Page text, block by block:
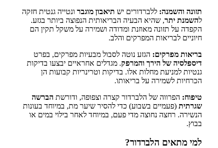
תזונה והשמנה: ללברדורים יש תיאבון מוגבר ונטייה גנטית חזקה
להשמנת יתר, שהיא הבעיה הבריאותית הנפוצה ביותר בגזע.
הקפדה על תזונה מאוזנת ומדודה ושמירה על משקל תקין הם
חיוניים לבריאות המפרקים והלב.
בריאות מפרקים: הגזע נוטה לסבול מבעיות מפרקים, בפרט
דיספלסיה של הירך והמרפק. מגדלים אחראיים יבצעו בדיקות
גנטיות למניעת מחלות אלו. בדיקות וטרינריות קבועות הן
הכרחיות לשמירה על בריאותו.
טיפוח: הפרווה של הלברדור קצרה וצפופה, ודורשת הברשה
שגרתית (פעמיים בשבוע) כדי להסיר שיער מת, במיוחד בעונות
הנשירה. רחצה נחוצה מדי פעם, במיוחד לאחר בילוי במים או
בבוץ.
למי מתאים הלברדור?